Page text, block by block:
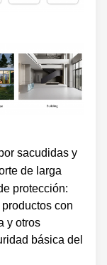
sacudidas y
de larga
protección:
con
y otros
básica del